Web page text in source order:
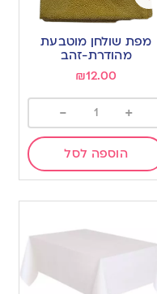
Add
wishlist
מפת שולחן מוטבעת
מהודרת-זהב
₪12.00
+
-
הוספה לסל